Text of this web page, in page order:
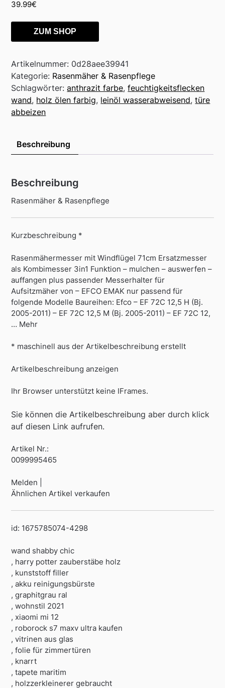
39.99€
ZUM SHOP
Artikelnummer: 0d28aee39941
Kategorie: Rasenmäher & Rasenpflege
Schlagwörter:anthrazit farbe,feuchtigkeitsflecken
wand, holz ölen farbig, leinöl wasserabweisend,türe
abbeizen
Beschreibung
Beschreibung
Rasenmäher & Rasenpflege
Kurzbeschreibung *
Rasenmähermesser mit Windflügel 71cm Ersatzmesser
als Kombimesser 3in1 Funktion – mulchen – auswerfen –
auffangen plus passender Messerhalter für
Aufsitzmäher von – EFCO EMAK nur passend für
folgende Modelle Baureihen: Efco – EF 72C 12,5 H (Bj.
2005-2011) – EF 72C 12,5 M (Bj. 2005-2011) – EF 72C 12,
… Mehr
* maschinell aus der Artikelbeschreibung erstellt
Artikelbeschreibung anzeigen
Ihr Browser unterstützt keine IFrames.
Sie können die Artikelbeschreibung aber durch klick
auf diesen Link aufrufen.
Artikel Nr.:
0099995465
Melden |
Ähnlichen Artikel verkaufen
id: 1675785074-4298
wand shabby chic
, harry potter zauberstäbe holz
, kunststoff filler
, akku reinigungsbürste
, graphitgrau ral
, wohnstil 2021
, xiaomi mi 12
, roborock s7 maxv ultra kaufen
, vitrinen aus glas
, folie für zimmertüren
, knarrt
, tapete maritim
, holzzerkleinerer gebraucht